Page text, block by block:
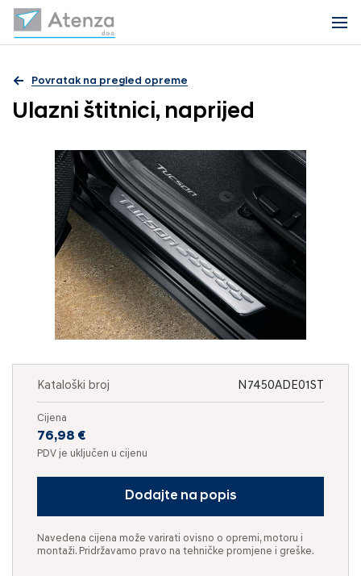
Povratak na pregled opreme
Ulazni štitnici, naprijed
Kataloški broj N7450ADE01ST
Cijena
76,98 €
PDV je uključen u cijenu
Dodajte na popis
Navedena cijena može varirati ovisno o opremi, motoru i
montaži. Pridržavamo pravo na tehničke promjene i greške.